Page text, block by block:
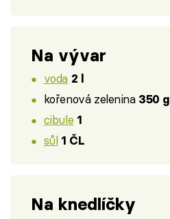
Na vývar
voda 2 l
kořenová zelenina 350 g
cibule 1
sůl 1 ČL
Na knedlíčky